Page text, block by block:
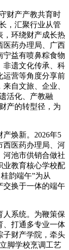
财产产教共育时
，汇聚行业从管
，环绕财产成长热
医药办理局、广西
宁益有喷鼻粽食物
非遗文化传承、科
运营等角度分享前
自文旅、企业、
活化、产教融
产的转型径，为
焕新。2026年5
西医药办理局、河
河池市供销合做社
业教育核心学校配
韵端午”为从
交换于一体的端午
系统。为鞭策保
、打通多专业一体
子财产学院，牵头
脚学校烹调工艺